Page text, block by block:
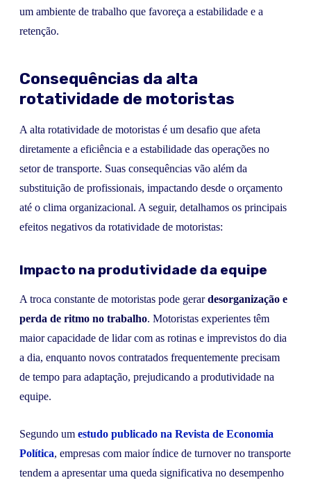
um ambiente de trabalho que favoreça a estabilidade e a
retenção.
Consequências da alta
rotatividade de motoristas
A alta rotatividade de motoristas é um desafio que afeta
diretamente a eficiência e a estabilidade das operações no
setor de transporte. Suas consequências vão além da
substituição de profissionais, impactando desde o orçamento
até o clima organizacional. A seguir, detalhamos os principais
efeitos negativos da rotatividade de motoristas:
Impacto na produtividade da equipe
A troca constante de motoristas pode gerardesorganização e
perda de ritmo no trabalho. Motoristas experientes têm
maior capacidade de lidar com as rotinas e imprevistos do dia
a dia, enquanto novos contratados frequentemente precisam
de tempo para adaptação, prejudicando a produtividade na
equipe.
Segundo um estudo publicado na Revista de Economia
Política, empresas com maior índice de turnover no transporte
tendem a apresentar uma queda significativa no desempenho